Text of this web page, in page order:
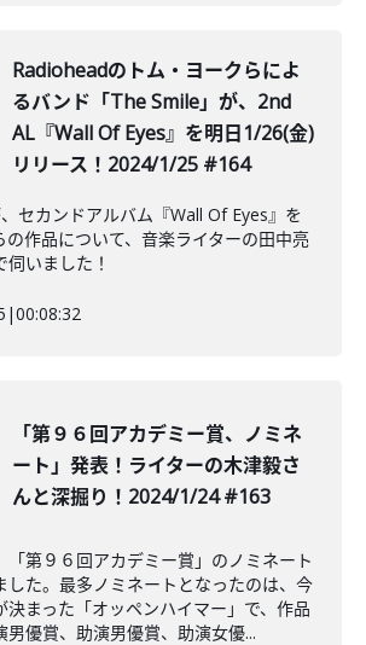
Radioheadのトム・ヨークらによ
るバンド「The Smile」が、2nd
AL『Wall Of Eyes』を明日1/26(金)
リリース！2024/1/25 #164
、セカンドアルバム『Wall Of Eyes』を
の作品について、音楽ライターの田中亮
いました！
|00:08:32
「第９６回アカデミー賞、ノミネ
ート」発表！ライターの木津毅さ
んと深掘り！2024/1/24 #163
「第９６回アカデミー賞」のノミネート
した。最多ノミネートとなったのは、今
決まった「オッペンハイマー」で、作品
男優賞、助演男優賞、助演女優...